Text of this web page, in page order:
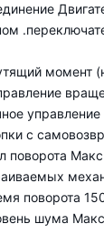
момент
с
поворота
поворота
шума